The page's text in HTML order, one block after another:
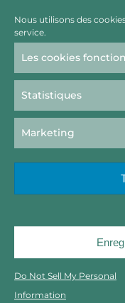
Nous utilisons des
service.
Les cookies
Statistiques
Marketing
Do Not Sell My Personal
Information
Copyright 2022 – Raft